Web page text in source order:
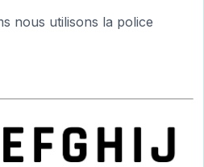
nous utilisons la police